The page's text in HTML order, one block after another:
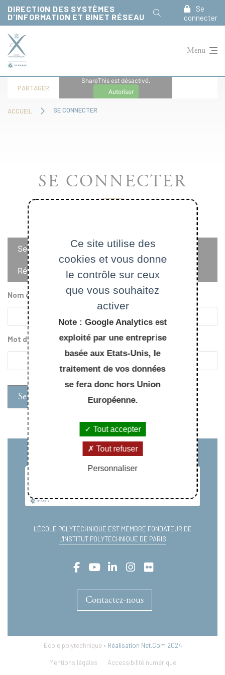
DIRECTION DES SYSTÈMES
D'INFORMATION ET BINET RÉSEAU
Se
connecter
Menu
ACCUEIL SE CONNECTER
PARTAGER
ShareThis est désactivé.
Autoriser
SE CONNECTER
Onglets
principaux
Se connecter
Réinitialiser votre mot de passe
Nom d'utilisateur
Mot de passe
L'ÉCOLE POLYTECHNIQUE EST MEMBRE FONDATEUR DE
L'INSTITUT POLYTECHNIQUE DE PARIS
Contactez-nous
École polytechnique • Réalisation Net.Com 2024
Mentions légales Accessibilité numérique
Panneau de gestion des cookies
Ce site utilise des
cookies et vous donne
le contrôle sur ceux
que vous souhaitez
activer
Note : Google Analytics est
exploité par une entreprise
basée aux Etats-Unis, le
traitement de vos données
se fera donc hors Union
Européenne.
Tout accepter
Tout refuser
Personnaliser